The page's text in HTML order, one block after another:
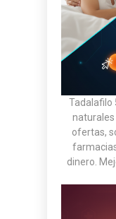
Tadalafilo
naturales
ofertas,
dinero.